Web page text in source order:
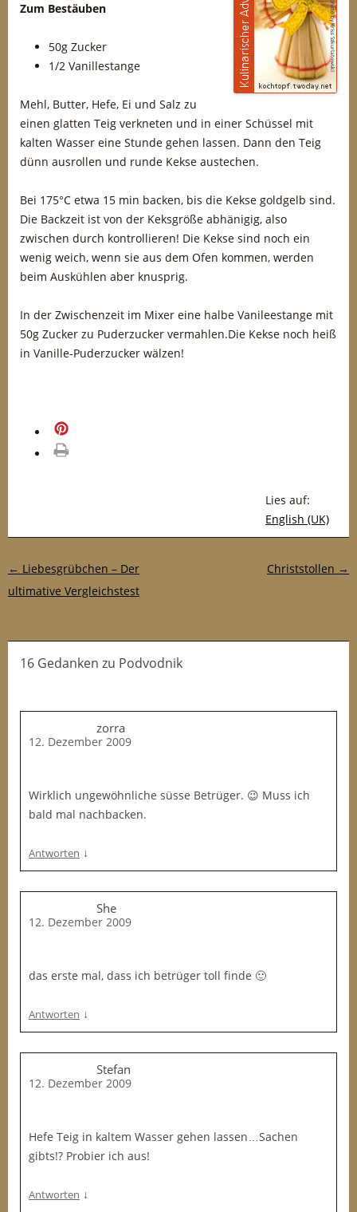
Zum Bestäuben
50g Zucker
1/2 Vanillestange
Mehl, Butter, Hefe, Ei und Salz zu
einen glatten Teig verkneten und in einer Schüssel mit
kalten Wasser eine Stunde gehen lassen. Dann den Teig
dünn ausrollen und runde Kekse austechen.
Bei 175°C etwa 15 min backen, bis die Kekse goldgelb sind.
Die Backzeit ist von der Keksgröße abhänigig, also
zwischen durch kontrollieren! Die Kekse sind noch ein
wenig weich, wenn sie aus dem Ofen kommen, werden
beim Auskühlen aber knusprig.
In der Zwischenzeit im Mixer eine halbe Vanileestange mit
50g Zucker zu Puderzucker vermahlen.Die Kekse noch heiß
in Vanille-Puderzucker wälzen!
Lies auf:
English (UK)
Post-Navigation
← Liebesgrübchen – Der
ultimative Vergleichstest
Christstollen →
16 Gedanken zu Podvodnik
zorra
12. Dezember 2009
Wirklich ungewöhnliche süsse Betrüger. 😉 Muss ich
bald mal nachbacken.
Antworten ↓
She
12. Dezember 2009
das erste mal, dass ich betrüger toll finde 🙂
Antworten ↓
Stefan
12. Dezember 2009
Hefe Teig in kaltem Wasser gehen lassen…Sachen
gibts!? Probier ich aus!
Antworten ↓